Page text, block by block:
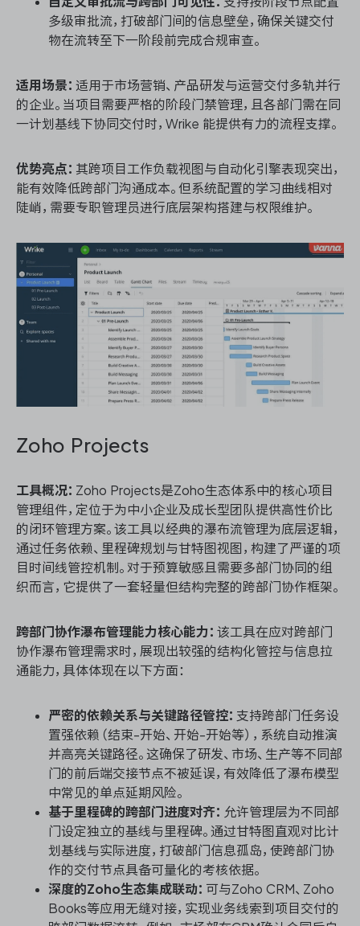
多级审批流，打破部门间的信息壁垒，确保关键交付
物在流转至下一阶段前完成合规审查。
适用场景： 适用于市场营销、产品研发与运营交付多轨并行
的企业。当项目需要严格的阶段门禁管理，且各部门需在同
一计划基线下协同交付时，Wrike 能提供有力的流程支撑。
优势亮点： 其跨项目工作负载视图与自动化引擎表现突出，
能有效降低跨部门沟通成本。但系统配置的学习曲线相对
陡峭，需要专职管理员进行底层架构搭建与权限维护。
Zoho Projects
工具概况： Zoho Projects是Zoho生态体系中的核心项目
管理组件，定位于为中小企业及成长型团队提供高性价比
的闭环管理方案。该工具以经典的瀑布流管理为底层逻辑，
通过任务依赖、里程碑规划与甘特图视图，构建了严谨的项
目时间线管控机制。对于预算敏感且需要多部门协同的组
织而言，它提供了一套轻量但结构完整的跨部门协作框架。
跨部门协作瀑布管理能力核心能力： 该工具在应对跨部门
协作瀑布管理需求时，展现出较强的结构化管控与信息拉
通能力，具体体现在以下方面：
严密的依赖关系与关键路径管控： 支持跨部门任务设
置强依赖（结束-开始、开始-开始等），系统自动推演
并高亮关键路径。这确保了研发、市场、生产等不同部
门的前后端交接节点不被延误，有效降低了瀑布模型
中常见的单点延期风险。
基于里程碑的跨部门进度对齐： 允许管理层为不同部
门设定独立的基线与里程碑。通过甘特图直观对比计
划基线与实际进度，打破部门信息孤岛，使跨部门协
作的交付节点具备可量化的考核依据。
深度的Zoho生态集成联动： 可与Zoho CRM、Zoho
Books等应用无缝对接，实现业务线索到项目交付的